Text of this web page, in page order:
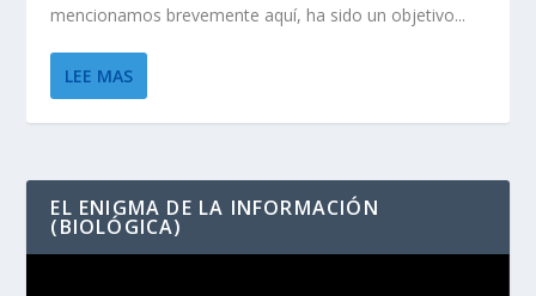
mencionamos brevemente aquí, ha sido un objetivo...
LEE MAS
EL ENIGMA DE LA INFORMACIÓN
(BIOLÓGICA)